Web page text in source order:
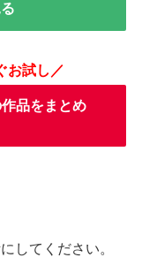
お試し／
品をまとめ
してください。